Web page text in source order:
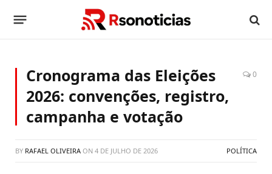
Cronograma das Eleições
2026: convenções, registro,
campanha e votação
0
BY RAFAEL OLIVEIRA ON 4 DE JULHO DE 2026 POLÍTICA